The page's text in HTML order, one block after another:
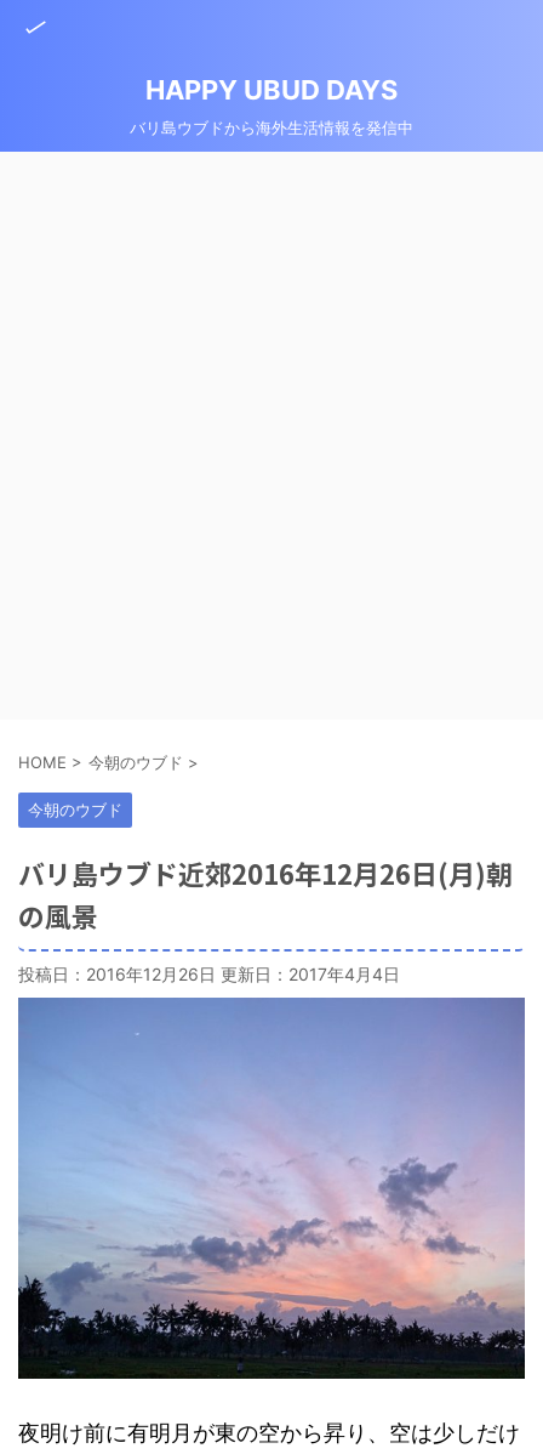
HAPPY UBUD DAYS
バリ島ウブドから海外生活情報を発信中
HOME > 今朝のウブド >
今朝のウブド
バリ島ウブド近郊2016年12月26日(月)朝
の風景
投稿日：2016年12月26日 更新日： 2017年4月4日
夜明け前に有明月が東の空から昇り、空は少しだけ